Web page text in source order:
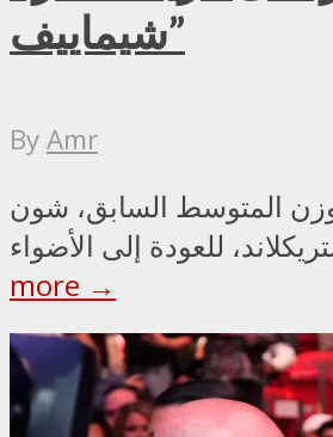
شيماييف”
ByAmr
المتوسط السابق، شون
more →